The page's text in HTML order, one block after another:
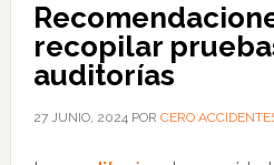
recopilar
auditorías
27 JUNIO, 2024POR CERO